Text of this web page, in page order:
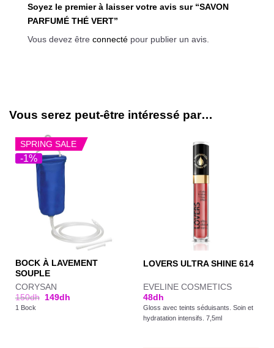
Soyez le premier à laisser votre avis sur “SAVON
PARFUMÉ THÉ VERT”
Vous devez être connecté pour publier un avis.
Vous serez peut-être intéressé par…
-1%
SPRING SALE
BOCK À LAVEMENT
SOUPLE
CORYSAN
150dh 149dh
1 Bock
LOVERS ULTRA SHINE 614
EVELINE COSMETICS
48dh
Gloss avec teints séduisants. Soin et
hydratation intensifs. 7,5ml